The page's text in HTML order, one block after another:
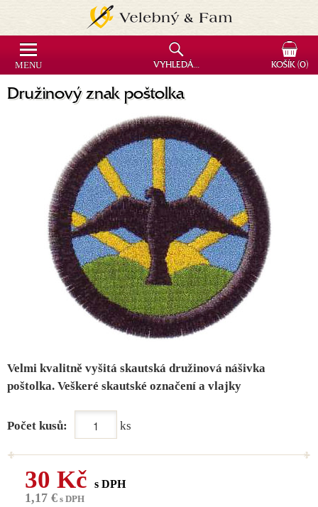
Družinový znak poštolka
Velmi kvalitně vyšitá skautská družinová nášivka
poštolka. Veškeré skautské označení a vlajky
Počet kusů: ks
30 Kč s DPH
1,17 € s DPH
MENU VYHLEDÁVÁNÍ KOŠÍK(0)